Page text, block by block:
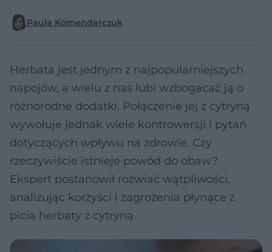
Paula Komendarczuk
Herbata jest jednym z najpopularniejszych
napojów, a wielu z nas lubi wzbogacać ją o
różnorodne dodatki. Połączenie jej z cytryną
wywołuje jednak wiele kontrowersji i pytań
dotyczących wpływu na zdrowie. Czy
rzeczywiście istnieje powód do obaw?
Ekspert postanowił rozwiać wątpliwości,
analizując korzyści i zagrożenia płynące z
picia herbaty z cytryną.